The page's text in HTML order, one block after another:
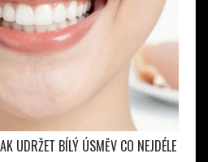
UDRŽET BÍLÝ ÚSMĚV CO NEJDÉLE